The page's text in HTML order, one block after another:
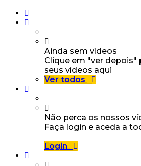
Ainda sem vídeos
Clique em "ver depois"
seus vídeos aqui
Ver todos
Não perca os nossos
Faça login e aceda a
Login